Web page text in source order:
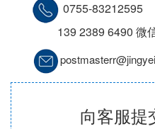
0755-83212595
139 2389 6490 微
向客服提